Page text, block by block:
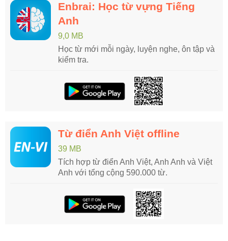
Enbrai: Học từ vựng Tiếng
Anh
9,0 MB
Học từ mới mỗi ngày, luyện nghe, ôn tập và
kiểm tra.
Từ điển Anh Việt offline
39 MB
Tích hợp từ điển Anh Việt, Anh Anh và Việt
Anh với tổng cộng 590.000 từ.